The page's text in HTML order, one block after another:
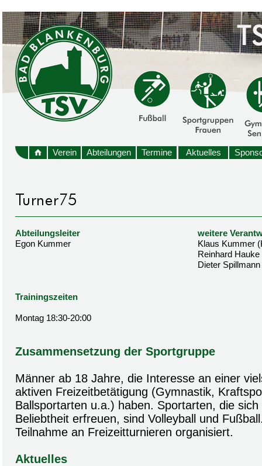
Verein Abteilungen Termine Aktuelles
Abteilungsleiter
weitere
Egon Kummer
Klaus Kummer
Reinhard Hauke
Dieter Spillmann
Trainingszeiten
Montag 18:30-20:00
Zusammensetzung der Sportgruppe
Männer ab 18 Jahre, die Interesse an einer
aktiven Freizeitbetätigung (Gymnastik,
Ballsportarten u.a.) haben. Sportarten, die
Beliebtheit erfreuen, sind Volleyball und
Teilnahme an Freizeitturnieren organisiert.
Aktuelles